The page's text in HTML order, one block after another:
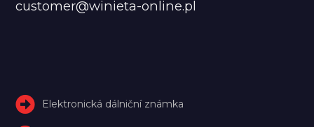
customer@winieta-online.pl
Elektronická dálniční známka